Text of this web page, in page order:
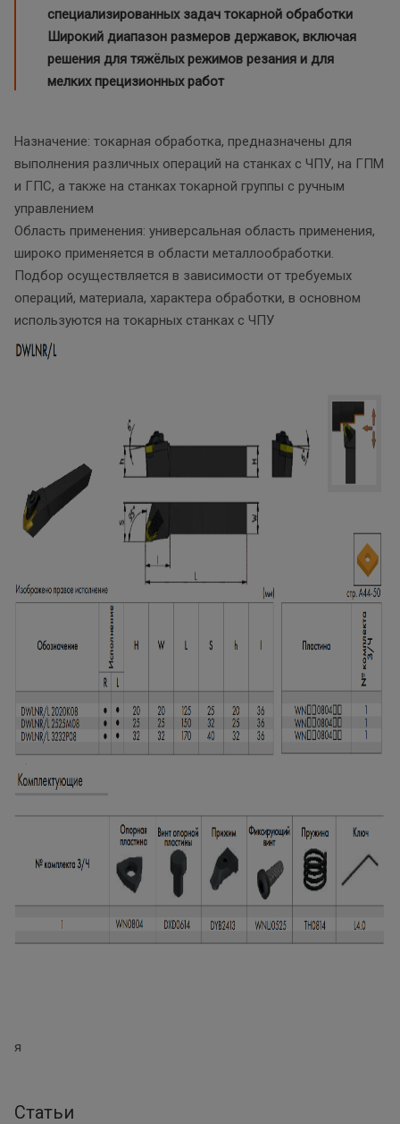
специализированных задач токарной обработки
Широкий диапазон размеров державок, включая
решения для тяжёлых режимов резания и для
мелких прецизионных работ
Назначение: токарная обработка, предназначены для
выполнения различных операций на станках с ЧПУ, на ГПМ
и ГПС, а также на станках токарной группы с ручным
управлением
Область применения: универсальная область применения,
широко применяется в области металлообработки.
Подбор осуществляется в зависимости от требуемых
операций, материала, характера обработки, в основном
используются на токарных станках с ЧПУ
я
Статьи